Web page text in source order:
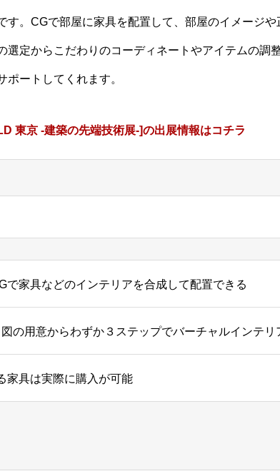
す。CGで部屋に家具を配置して、部屋のイメージ
選定からこだわりのコーディネートやアイテムの調
ポートしてくれます。
東京 -建築の先端技術展-]の出展情報はコチラ
で家具などのインテリアを合成して配置できる
の用意からわずか３ステップでバーチャルインテリ
家具は実際に購入が可能